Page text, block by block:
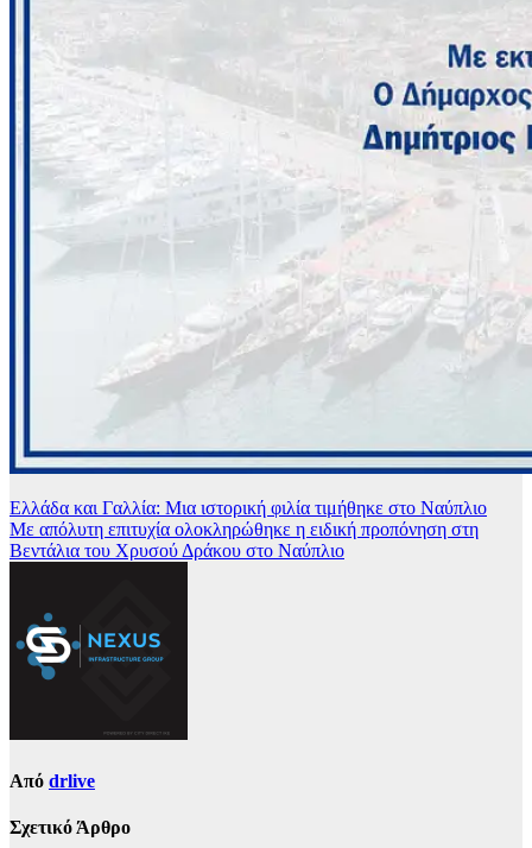
Ελλάδα και Γαλλία: Μια ιστορική φιλία τιμήθηκε στο Ναύπλιο
Με απόλυτη επιτυχία ολοκληρώθηκε η ειδική προπόνηση στη
Βεντάλια του Χρυσού Δράκου στο Ναύπλιο
Από drlive
Σχετικό Άρθρο